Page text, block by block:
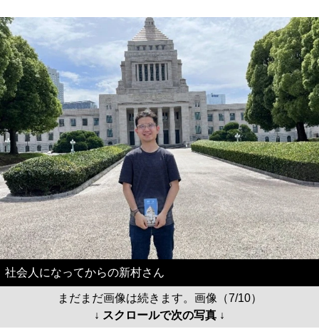
社会人になってからの新村さん
まだまだ画像は続きます。画像（7/10）
↓ スクロールで次の写真 ↓